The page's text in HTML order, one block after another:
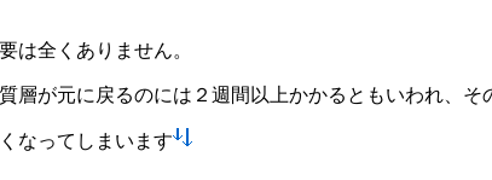
は全くありません。
層が元に戻るのには２週間以上かかるともいわれ、そ
なってしまいます